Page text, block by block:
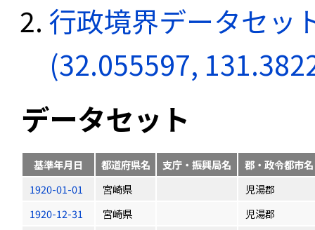
行政境界データセッ
(32.055597,
データセット
基準年月日 都道府県名 支庁・振興局名
郡・政令都市名
1920-01-01
宮崎県
児湯郡
1920-12-31
宮崎県
児湯郡